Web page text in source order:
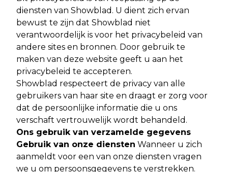
diensten van Showblad. U dient zich ervan
bewust te zijn dat Showblad niet
verantwoordelijk is voor het privacybeleid van
andere sites en bronnen. Door gebruik te
maken van deze website geeft u aan het
privacybeleid te accepteren.
Showblad respecteert de privacy van alle
gebruikers van haar site en draagt er zorg voor
dat de persoonlijke informatie die u ons
verschaft vertrouwelijk wordt behandeld.
Ons gebruik van verzamelde gegevens
Gebruik van onze diensten Wanneer u zich
aanmeldt voor een van onze diensten vragen
we u om persoonsgegevens te verstrekken.